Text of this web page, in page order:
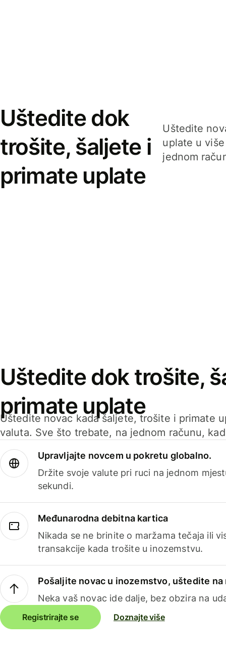
Uštedite dok
trošite, šaljete i
primate uplate
Uštedite
uplate u
jednom
Uštedite dok trošite,
primate uplate
Uštedite novac kada šaljete, trošite i primate
valuta. Sve što trebate, na jednom računu,
Upravljajte novcem u pokretu globalno.
Držite svoje valute pri ruci na jednom
sekundi.
Međunarodna debitna kartica
Nikada se ne brinite o maržama tečaja ili
transakcije kada trošite u inozemstvu.
Pošaljite novac u inozemstvo, uštedite na
Neka vaš novac ide dalje, bez obzira na
Registrirajte se Doznajte više